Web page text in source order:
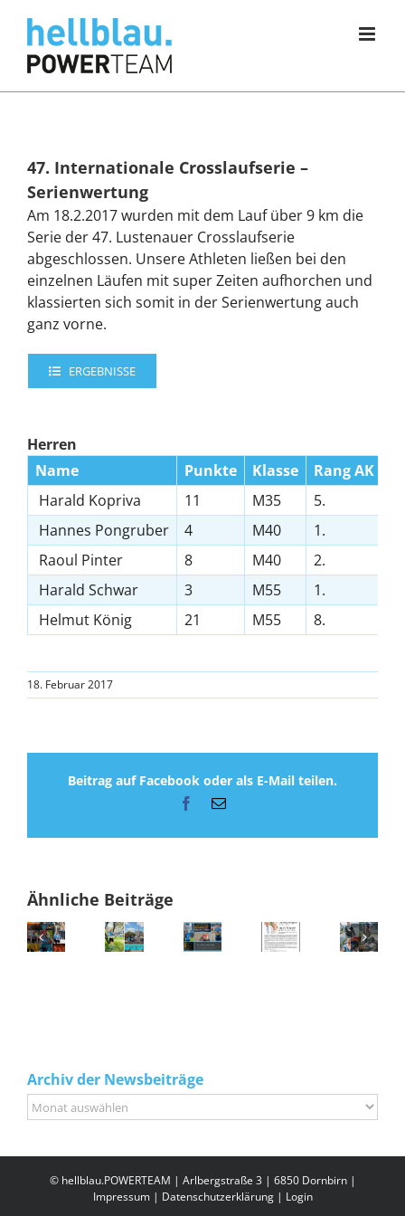
Inhalt
springen
47. Internationale Crosslaufserie –
Serienwertung
Am 18.2.2017 wurden mit dem Lauf über 9 km die
Serie der 47. Lustenauer Crosslaufserie
abgeschlossen. Unsere Athleten ließen bei den
einzelnen Läufen mit super Zeiten aufhorchen und
klassierten sich somit in der Serienwertung auch
ganz vorne.
ERGEBNISSE
Herren
Name
Punkte Klasse
Rang AK
Harald Kopriva
11 M35
5.
Hannes Pongruber
4 M40
1.
Raoul Pinter
8 M40
2.
Harald Schwar
3 M55
1.
Helmut König
21 M55 8.
18. Februar 2017
Beitrag auf Facebook oder als E-Mail teilen.
Facebook
E-
Ähnliche Beiträge
Archiv der Newsbeiträge
Archiv
der
© hellblau.POWERTEAM | Arlbergstraße 3 | 6850 Dornbirn |
Impressum| Datenschutzerklärung| Login